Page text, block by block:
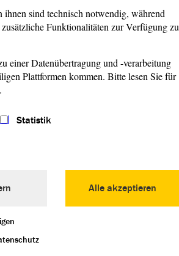
sind technisch notwendig, während
Funktionalitäten zur Verfügung zu
einer Datenübertragung und -verarbeitung
Plattformen kommen. Bitte lesen Sie für
Statistik
Alle akzeptieren